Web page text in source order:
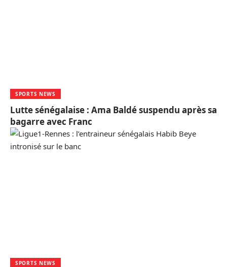
SPORTS NEWS
Lutte sénégalaise : Ama Baldé suspendu après sa
bagarre avec Franc
SPORTS NEWS